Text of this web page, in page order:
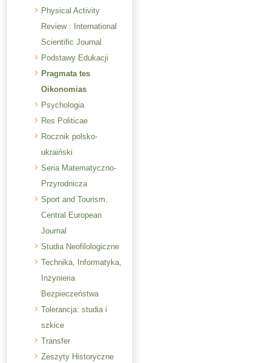
Physical Activity
Review : International
Scientific Journal
Podstawy Edukacji
Pragmata tes
Oikonomias
Psychologia
Res Politicae
Rocznik polsko-
ukraiński
Seria Matematyczno-
Przyrodnicza
Sport and Tourism.
Central European
Journal
Studia Neofilologiczne
Technika, Informatyka,
Inżynieria
Bezpieczeństwa
Tolerancja: studia i
szkice
Transfer
Zeszyty Historyczne